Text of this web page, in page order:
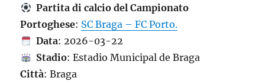
Partita di calcio del Campionato
Portoghese: SC Braga – FC Porto.
Data: 2026-03-22
Stadio: Estadio Municipal de Braga
Città: Braga